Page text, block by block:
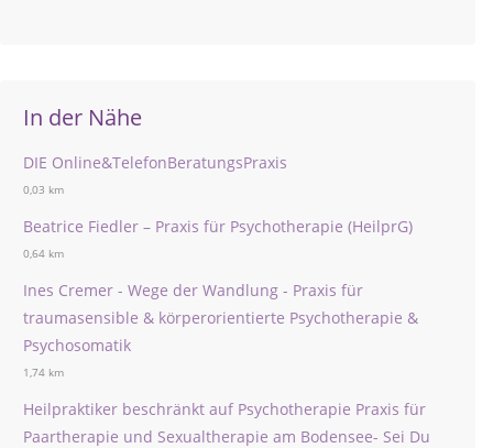
In der Nähe
DIE Online&TelefonBeratungsPraxis
0,03 km
Beatrice Fiedler – Praxis für Psychotherapie (HeilprG)
0,64 km
Ines Cremer - Wege der Wandlung - Praxis für
traumasensible & körperorientierte Psychotherapie &
Psychosomatik
1,74 km
Heilpraktiker beschränkt auf Psychotherapie Praxis für
Paartherapie und Sexualtherapie am Bodensee- Sei Du